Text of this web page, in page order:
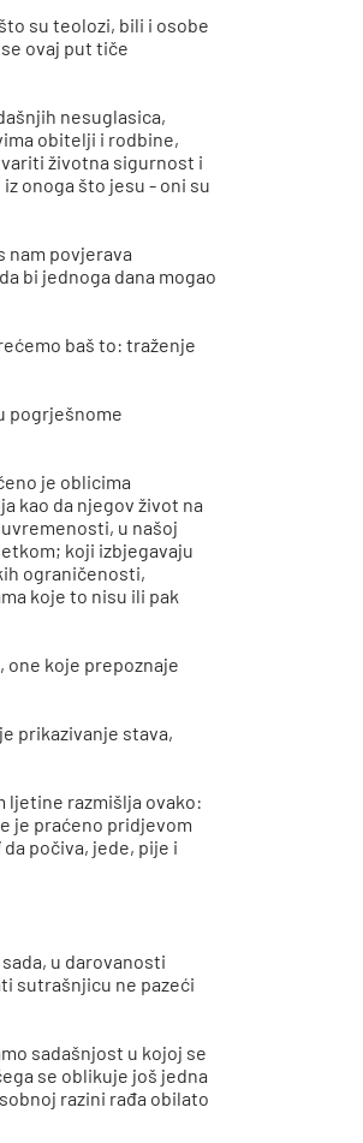
su teolozi, bili i osobe
ovaj put tiče
nesuglasica,
obitelji i rodbine,
životna sigurnost i
onoga što jesu - oni su
nam povjerava
bi jednoga dana mogao
baš to: traženje
pogrješnome
je oblicima
kao da njegov život na
u našoj
koji izbjegavaju
ograničenosti,
koje to nisu ili pak
one koje prepoznaje
prikazivanje stava,
ljetine razmišlja ovako:
je praćeno pridjevom
da počiva, jede, pije i
u darovanosti
sutrašnjicu ne pazeći
sadašnjost u kojoj se
se oblikuje još jedna
razini rađa obilato